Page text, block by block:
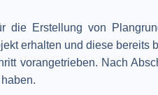
Erstellung von
erhalten und diese bereits
vorangetrieben. Nach